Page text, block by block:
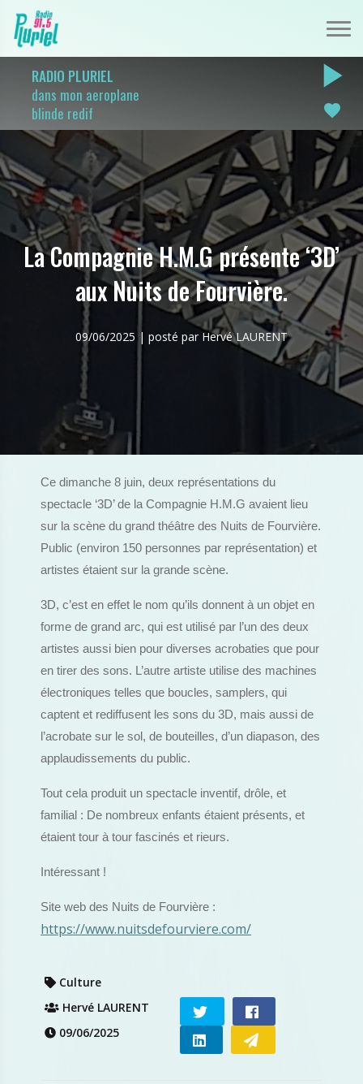
RADIO PLURIEL
dans mon aeroplane
blinde redif
play_arrow
favorite
La Compagnie H.M.G présente ‘3D’
aux Nuits de Fourvière.
09/06/2025 | posté par Hervé LAURENT
Ce dimanche 8 juin, deux représentations du
spectacle ‘3D’ de la Compagnie H.M.G avaient lieu
sur la scène du grand théâtre des Nuits de Fourvière.
Public (environ 150 personnes par représentation) et
artistes étaient sur la grande scène.
3D, c’est en effet le nom qu’ils donnent à un objet en
forme de grand arc, qui est utilisé par l’un des deux
artistes aussi bien pour diverses acrobaties que pour
en tirer des sons. L’autre artiste utilise des machines
électroniques telles que boucles, samplers, qui
captent et rediffusent les sons du 3D, mais aussi de
l’acrobate sur le sol, de bouteilles, d’un diapason, des
applaudissements du public.
Tout cela produit un spectacle inventif, drôle, et
familial : De nombreux enfants étaient présents, et
étaient tour à tour fascinés et rieurs.
Intéressant !
Site web des Nuits de Fourvière :
https://www.nuitsdefourviere.com/
Culture
Hervé LAURENT
09/06/2025